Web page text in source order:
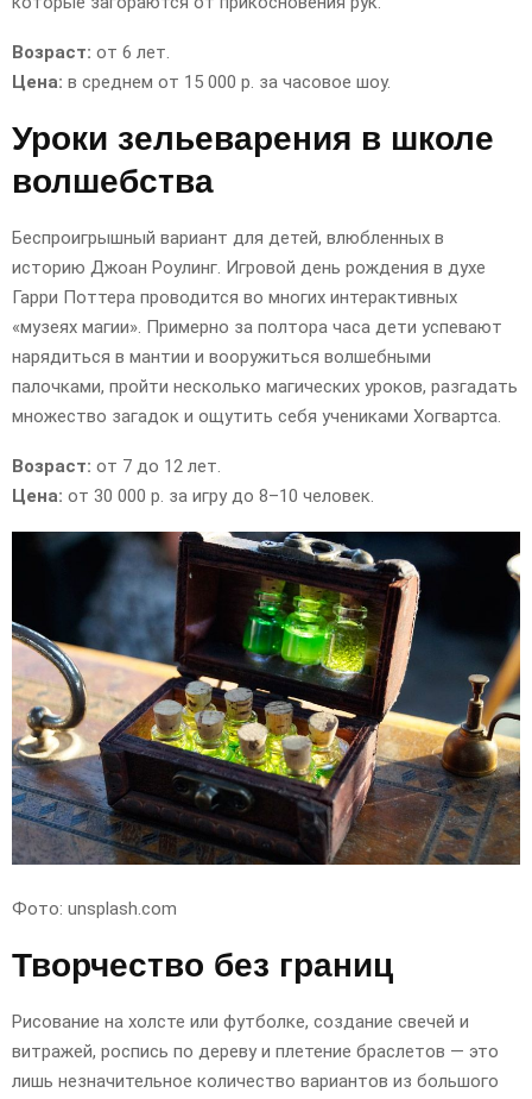
Возраст: от 6 лет.
Цена: в среднем от 15 000 р. за часовое шоу.
Уроки зельеварения в школе
волшебства
Беспроигрышный вариант для детей, влюбленных в
историю Джоан Роулинг. Игровой день рождения в духе
Гарри Поттера проводится во многих интерактивных
«музеях магии». Примерно за полтора часа дети успевают
нарядиться в мантии и вооружиться волшебными
палочками, пройти несколько магических уроков, разгадать
множество загадок и ощутить себя учениками Хогвартса.
Возраст: от 7 до 12 лет.
Цена: от 30 000 р. за игру до 8–10 человек.
Фото: unsplash.com
Творчество без границ
Рисование на холсте или футболке, создание свечей и
витражей, роспись по дереву и плетение браслетов — это
лишь незначительное количество вариантов из большого